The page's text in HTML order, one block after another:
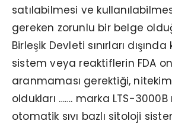
satılabilmesi ve
gereken zorunlu bir belge
Birleşik Devleti sınırları
sistem veya reaktiflerin FDA
aranmaması gerektiği,
oldukları ……. marka LTS-
otomatik sıvı bazlı sitoloji